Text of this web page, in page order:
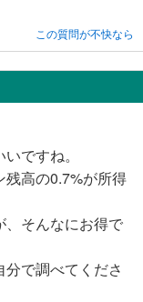
この質問が不快なら
ですね。
残高の0.7%が所得
、そんなにお得で
で調べてくださ